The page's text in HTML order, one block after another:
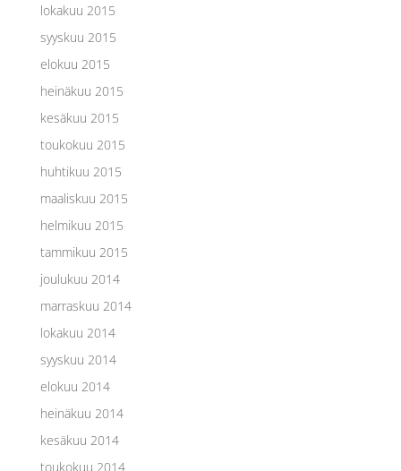
lokakuu 2015
syyskuu 2015
elokuu 2015
heinäkuu 2015
kesäkuu 2015
toukokuu 2015
huhtikuu 2015
maaliskuu 2015
helmikuu 2015
tammikuu 2015
joulukuu 2014
marraskuu 2014
lokakuu 2014
syyskuu 2014
elokuu 2014
heinäkuu 2014
kesäkuu 2014
toukokuu 2014